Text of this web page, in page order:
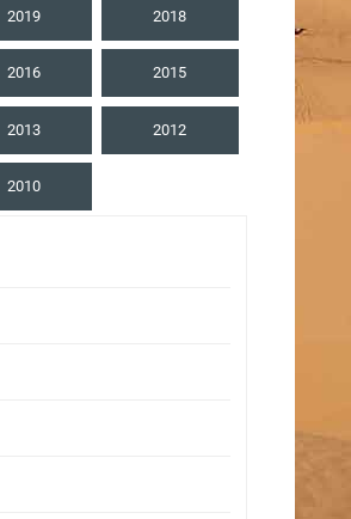
2019 2018
2016 2015
2013 2012
2010